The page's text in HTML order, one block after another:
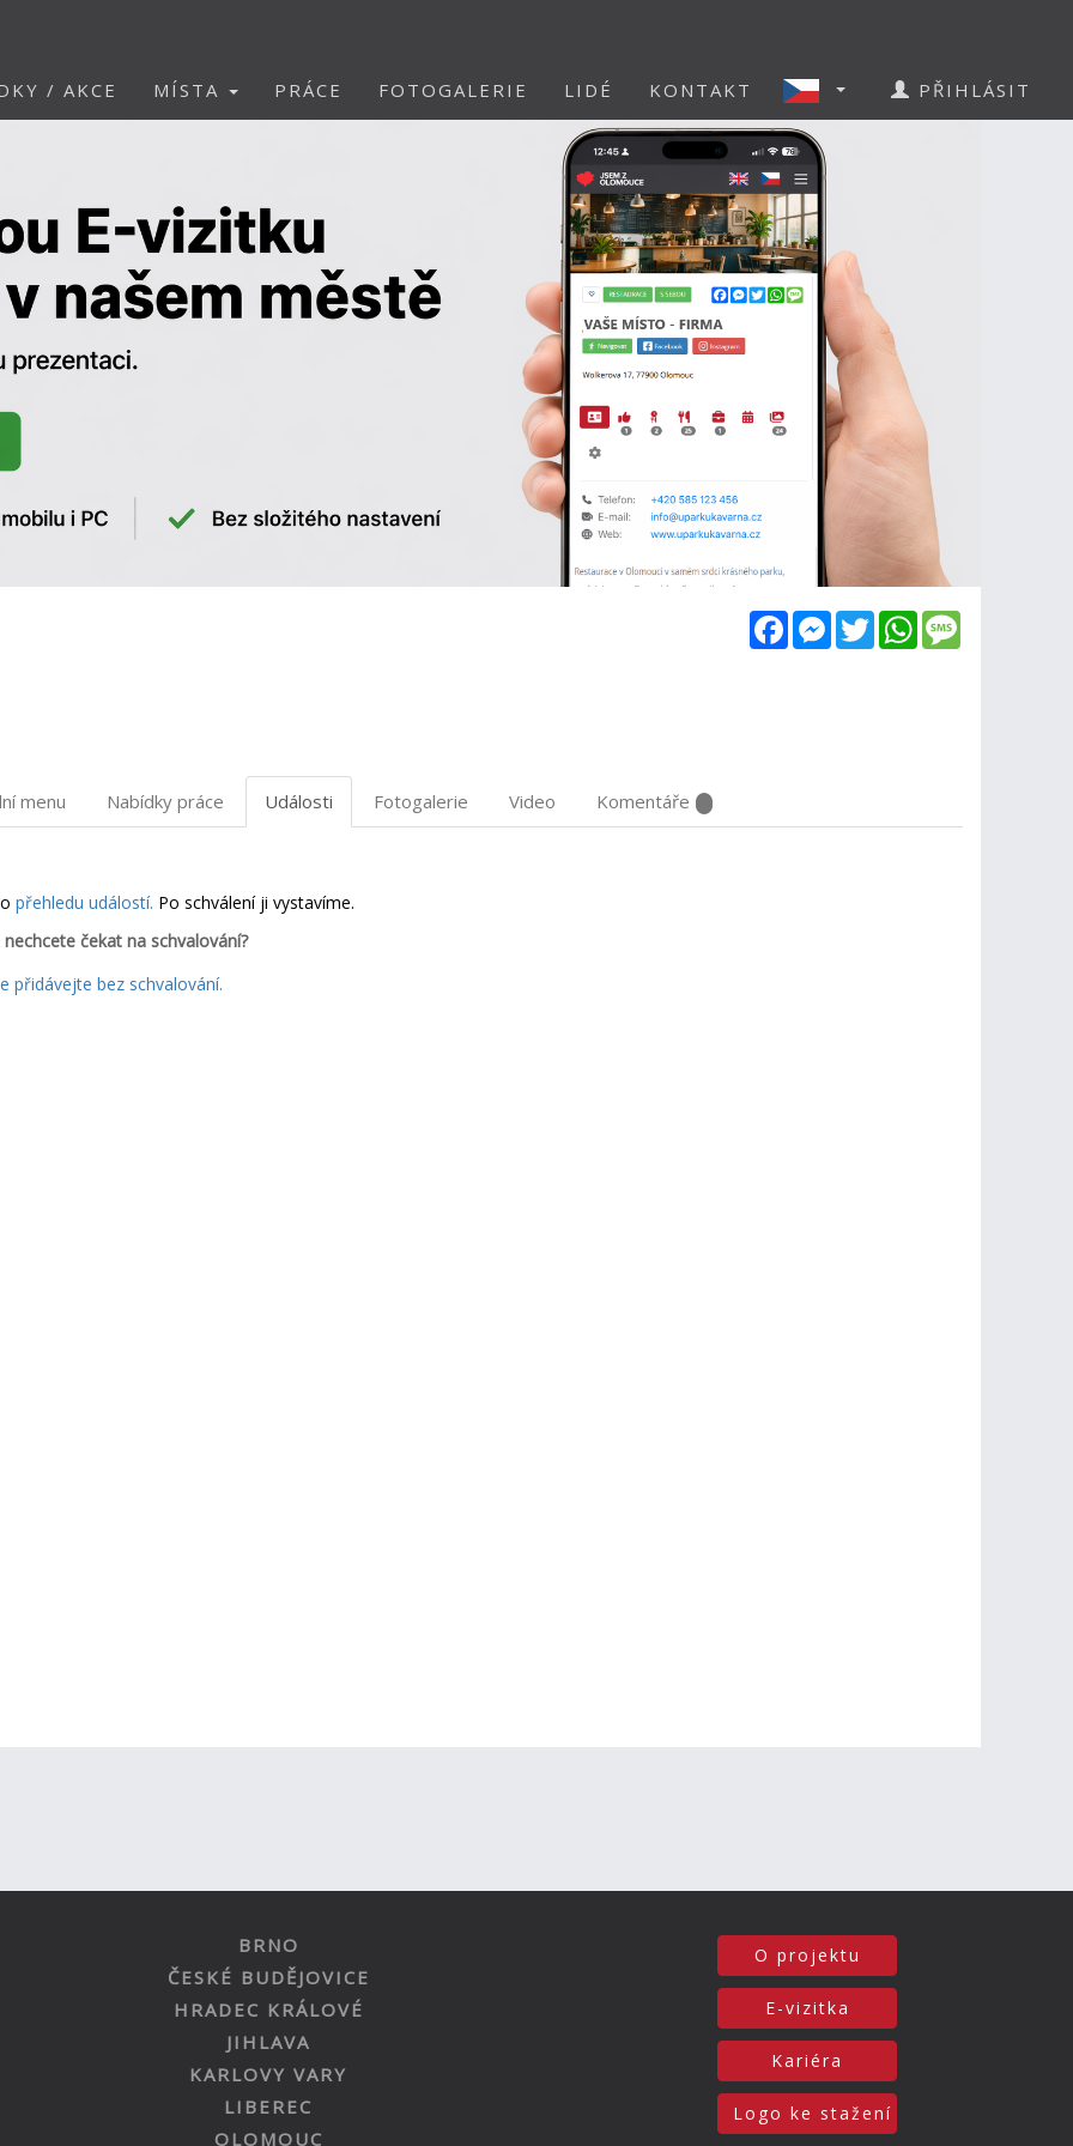
/ AKCE MÍSTA PRÁCE FOTOGALERIE LIDÉ KONTAKT PŘIHLÁSIT
FacebookMessenger
TwitterWhatsApp
menu Nabídky práce Události Fotogalerie Video Komentáře
přehledu událostí. Po schválení ji vystavíme.
čekat na schvalování?
přidávejte bez schvalování.
BRNO
ČESKÉ BUDĚJOVICE
HRADEC KRÁLOVÉ
JIHLAVA
KARLOVY VARY
LIBEREC
OLOMOUC
O projektu
E-vizitka
Kariéra
Logo ke stažení